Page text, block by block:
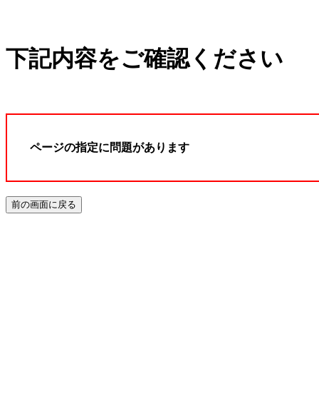
下記内容をご確認ください
ページの指定に問題があります